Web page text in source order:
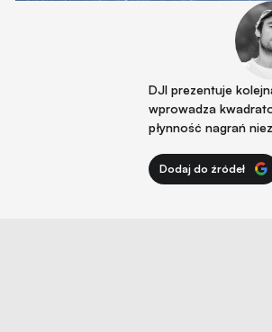
DJI prezentuje
wprowadza
płynność nagrań
Dodaj do źródeł